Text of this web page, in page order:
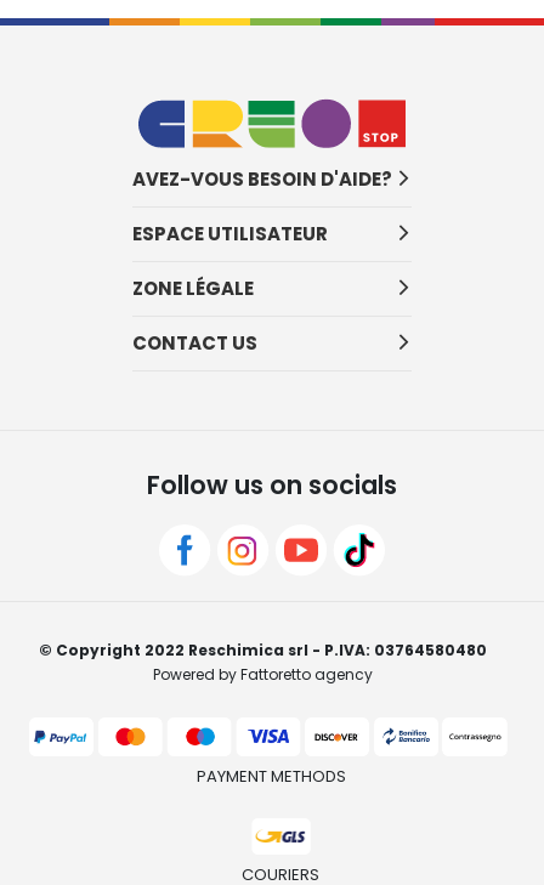
AVEZ-VOUS BESOIN D'AIDE?
ESPACE UTILISATEUR
ZONE LÉGALE
CONTACT US
Follow us on socials
© Copyright 2022 Reschimica srl - P.IVA: 03764580480
Powered by Fattoretto agency
PAYMENT METHODS
COURIERS